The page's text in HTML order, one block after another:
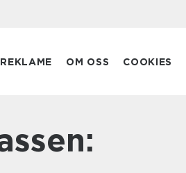
REKLAME OM OSS COOKIES